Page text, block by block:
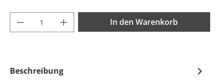
Produkt Anzahl: Gib den gewünschten
In den Warenkorb
Beschreibung